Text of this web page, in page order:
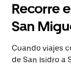
Recorre
San
Cuando viajes
de San Isidro a